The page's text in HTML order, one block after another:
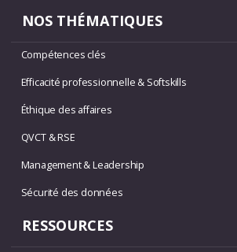
NOS THÉMATIQUES
Compétences clés
Efficacité professionnelle & Softskills
Éthique des affaires
QVCT & RSE
Management & Leadership
Sécurité des données
RESSOURCES